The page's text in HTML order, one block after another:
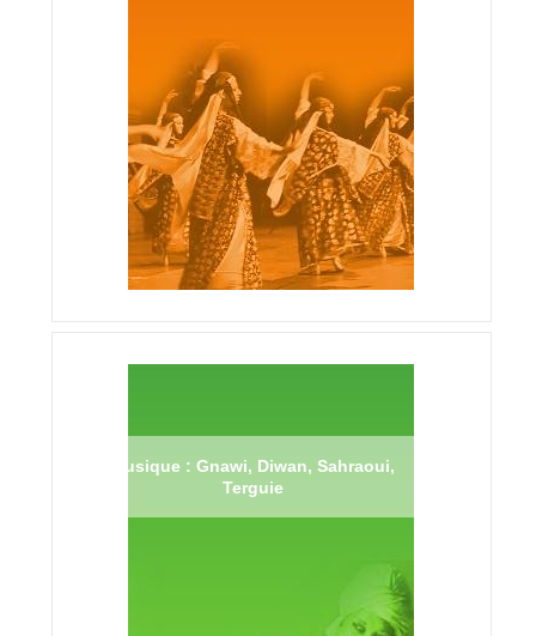
Musique : Gnawi, Diwan, Sahraoui,
Terguie